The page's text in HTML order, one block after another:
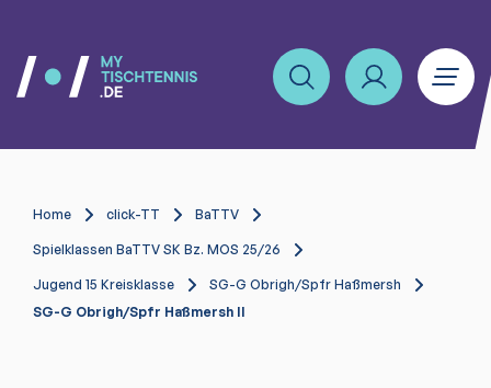
Home click-TT BaTTV
Spielklassen BaTTV SK Bz. MOS 25/26
Jugend 15 Kreisklasse
SG-G Obrigh/Spfr Haßmersh
SG-G Obrigh/Spfr Haßmersh II